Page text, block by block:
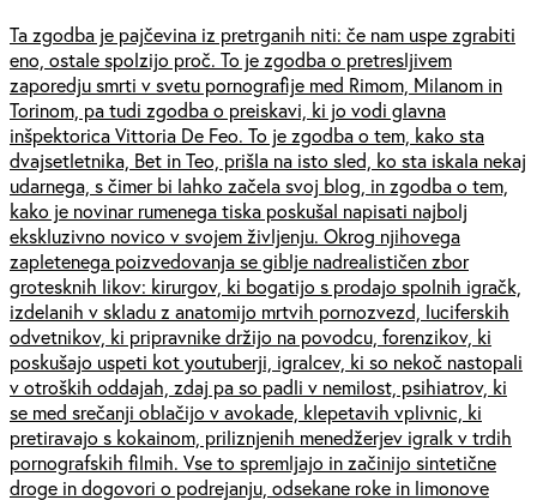
Ta zgodba je pajčevina iz pretrganih niti: če nam uspe zgrabiti
eno, ostale spolzijo proč. To je zgodba o pretresljivem
zaporedju smrti v svetu pornografije med Rimom, Milanom in
Torinom, pa tudi zgodba o preiskavi, ki jo vodi glavna
inšpektorica Vittoria De Feo. To je zgodba o tem, kako sta
dvajsetletnika, Bet in Teo, prišla na isto sled, ko sta iskala nekaj
udarnega, s čimer bi lahko začela svoj blog, in zgodba o tem,
kako je novinar rumenega tiska poskušal napisati najbolj
ekskluzivno novico v svojem življenju. Okrog njihovega
zapletenega poizvedovanja se giblje nadrealističen zbor
grotesknih likov: kirurgov, ki bogatijo s prodajo spolnih igračk,
izdelanih v skladu z anatomijo mrtvih pornozvezd, luciferskih
odvetnikov, ki pripravnike držijo na povodcu, forenzikov, ki
poskušajo uspeti kot youtuberji, igralcev, ki so nekoč nastopali
v otroških oddajah, zdaj pa so padli v nemilost, psihiatrov, ki
se med srečanji oblačijo v avokade, klepetavih vplivnic, ki
pretiravajo s kokainom, priliznjenih menedžerjev igralk v trdih
pornografskih filmih. Vse to spremljajo in začinijo sintetične
droge in dogovori o podrejanju, odsekane roke in limonove